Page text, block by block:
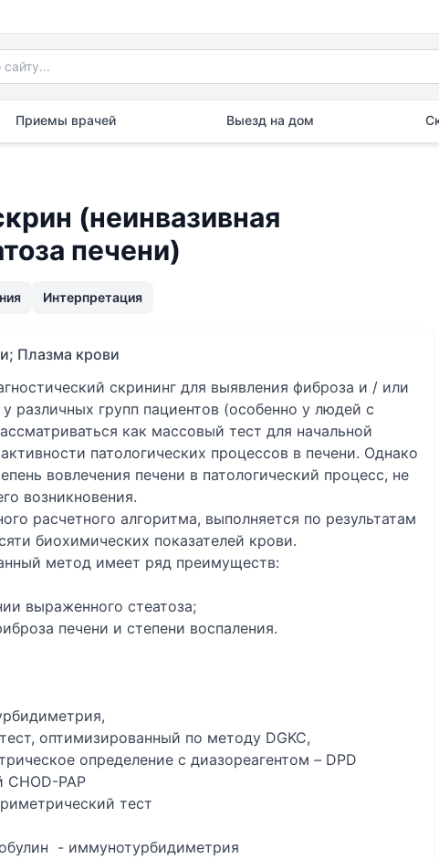
Приемы врачей Выезд на дом
(неинвазивная
печени)
Интерпретация
Плазма крови
скрининг для выявления фиброза и / или
различных групп пациентов (особенно у людей с
как массовый тест для начальной
патологических процессов в печени. Однако
вовлечения печени в патологический процесс, не
возникновения.
расчетного алгоритма, выполняется по результатам
биохимических показателей крови.
метод имеет ряд преимуществ:
выраженного стеатоза;
печени и степени воспаления.
оптимизированный по методу DGKC,
определение с диазореагентом – DPD
PAP
тест
- иммунотурбидиметрия